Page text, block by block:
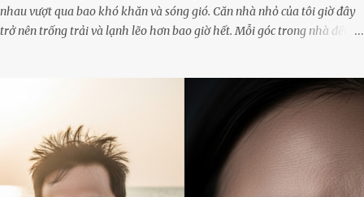
nhau vượt qua bao khó khăn và sóng gió. Căn nhà nhỏ của tôi giờ đây
trở nên trống trải và lạnh lẽo hơn bao giờ hết. Mỗi góc trong nhà đều
tận, chẳng còn muốn làm gì ngoài việc ngồi lặng lẽ nhớ về cô ấy. Nhưng
cuộc sống không cho phép tôi mãi chìm đắm trong đau khổ. Họ hàng,
bạn bè và những người thân thiết đã đến bên, giúp tôi tổ chức tang lễ
chu toàn. Và hôm nay là ngày giỗ đầu tiên của vợ, 49 ngày sau khi cô
ấy rời xa tôi mãi mãi.Buổi sáng hôm đó, sau khi cúng cơm xong, tôi
quyết định lên sắp xếp lại bàn thờ vợ. Mọi thứ vẫn như mọi ngày, nhưng